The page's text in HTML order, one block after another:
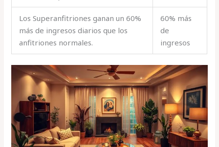
Los Superanfitriones ganan un 60%
más de ingresos diarios que los
anfitriones normales.
60% más
de
ingresos